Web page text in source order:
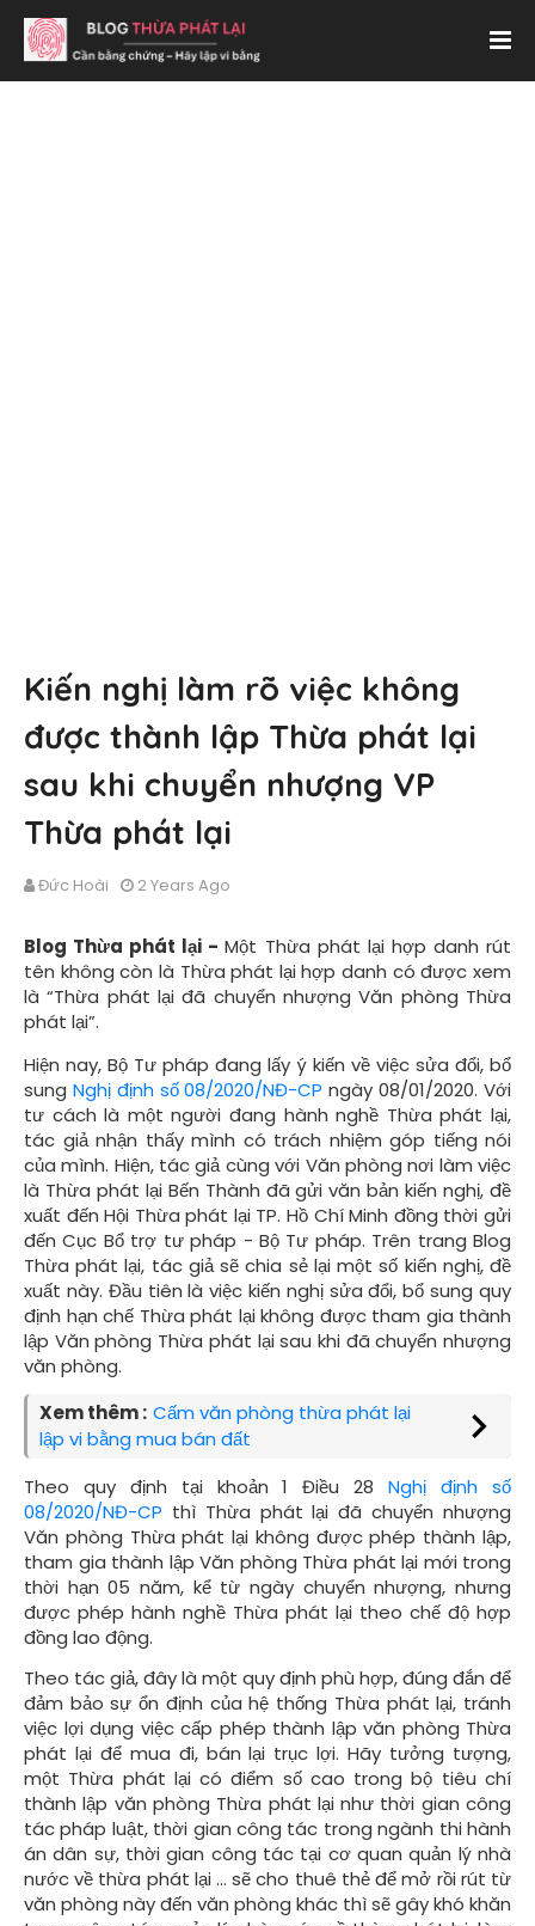
Kiến nghị làm rõ việc không
được thành lập Thừa phát lại
sau khi chuyển nhượng VP
Thừa phát lại
Đức Hoài 2 Years Ago
Blog Thừa phát lại -Một Thừa phát lại hợp danh rút
tên không còn là Thừa phát lại hợp danh có được xem
là “Thừa phát lại đã chuyển nhượng Văn phòng Thừa
phát lại”.
Hiện nay, Bộ Tư pháp đang lấy ý kiến về việc sửa đổi, bổ
sung Nghị định số 08/2020/NĐ-CP ngày 08/01/2020. Với
tư cách là một người đang hành nghề Thừa phát lại,
tác giả nhận thấy mình có trách nhiệm góp tiếng nói
của mình. Hiện, tác giả cùng với Văn phòng nơi làm việc
là Thừa phát lại Bến Thành đã gửi văn bản kiến nghị, đề
xuất đến Hội Thừa phát lại TP. Hồ Chí Minh đồng thời gửi
đến Cục Bổ trợ tư pháp - Bộ Tư pháp. Trên trang Blog
Thừa phát lại, tác giả sẽ chia sẻ lại một số kiến nghị, đề
xuất này. Đầu tiên là việc kiến nghị sửa đổi, bổ sung quy
định hạn chế Thừa phát lại không được tham gia thành
lập Văn phòng Thừa phát lại sau khi đã chuyển nhượng
văn phòng.
Xem thêm : Cấm văn phòng thừa phát lại
lập vi bằng mua bán đất
Theo quy định tại khoản 1 Điều 28Nghị định số
08/2020/NĐ-CP thì Thừa phát lại đã chuyển nhượng
Văn phòng Thừa phát lại không được phép thành lập,
tham gia thành lập Văn phòng Thừa phát lại mới trong
thời hạn 05 năm, kể từ ngày chuyển nhượng, nhưng
được phép hành nghề Thừa phát lại theo chế độ hợp
đồng lao động.
Theo tác giả, đây là một quy định phù hợp, đúng đắn để
đảm bảo sự ổn định của hệ thống Thừa phát lại, tránh
việc lợi dụng việc cấp phép thành lập văn phòng Thừa
phát lại để mua đi, bán lại trục lợi. Hãy tưởng tượng,
một Thừa phát lại có điểm số cao trong bộ tiêu chí
thành lập văn phòng Thừa phát lại như thời gian công
tác pháp luật, thời gian công tác trong ngành thi hành
án dân sự, thời gian công tác tại cơ quan quản lý nhà
nước về thừa phát lại ... sẽ cho thuê thẻ để mở rồi rút từ
văn phòng này đến văn phòng khác thì sẽ gây khó khăn